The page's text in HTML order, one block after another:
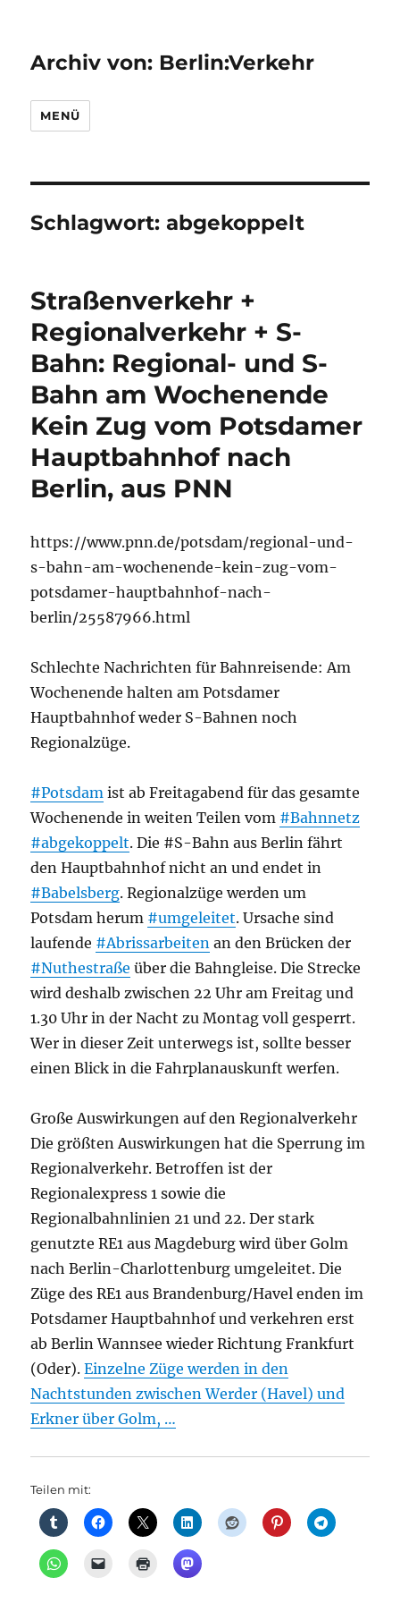
Archiv von: Berlin:Verkehr
MENÜ
Schlagwort:abgekoppelt
Straßenverkehr +
Regionalverkehr + S-
Bahn: Regional- und S-
Bahn am Wochenende
Kein Zug vom Potsdamer
Hauptbahnhof nach
Berlin, aus PNN
https://www.pnn.de/potsdam/regional-und-
s-bahn-am-wochenende-kein-zug-vom-
potsdamer-hauptbahnhof-nach-
berlin/25587966.html
Schlechte Nachrichten für Bahnreisende: Am
Wochenende halten am Potsdamer
Hauptbahnhof weder S-Bahnen noch
Regionalzüge.
#Potsdam ist ab Freitagabend für das gesamte
Wochenende in weiten Teilen vom #Bahnnetz
#abgekoppelt. Die #S-Bahn aus Berlin fährt
den Hauptbahnhof nicht an und endet in
#Babelsberg. Regionalzüge werden um
Potsdam herum #umgeleitet. Ursache sind
laufende #Abrissarbeiten an den Brücken der
#Nuthestraße über die Bahngleise. Die Strecke
wird deshalb zwischen 22 Uhr am Freitag und
1.30 Uhr in der Nacht zu Montag voll gesperrt.
Wer in dieser Zeit unterwegs ist, sollte besser
einen Blick in die Fahrplanauskunft werfen.
Große Auswirkungen auf den Regionalverkehr
Die größten Auswirkungen hat die Sperrung im
Regionalverkehr. Betroffen ist der
Regionalexpress 1 sowie die
Regionalbahnlinien 21 und 22. Der stark
genutzte RE1 aus Magdeburg wird über Golm
nach Berlin-Charlottenburg umgeleitet. Die
Züge des RE1 aus Brandenburg/Havel enden im
Potsdamer Hauptbahnhof und verkehren erst
ab Berlin Wannsee wieder Richtung Frankfurt
(Oder).Einzelne Züge werden in den
Nachtstunden zwischen Werder (Havel) und
Erkner über Golm, …
Teilen mit: